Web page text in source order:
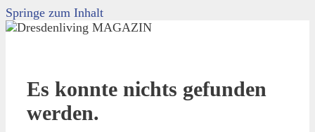
Springe zum Inhalt
Es konnte nichts gefunden
werden.